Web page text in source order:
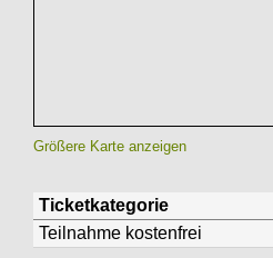
Größere Karte anzeigen
Ticketkategorie
Teilnahme kostenfrei